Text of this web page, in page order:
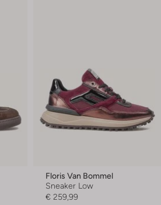
Floris Van Bommel
Sneaker Low
€ 259,99